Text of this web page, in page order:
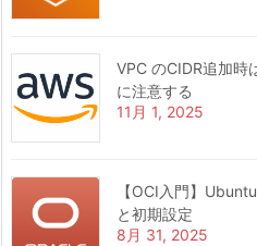
VPC のCIDR追加時
に注意する
11月 1, 2025
【OCI入門】
と初期設定
8月 31, 2025